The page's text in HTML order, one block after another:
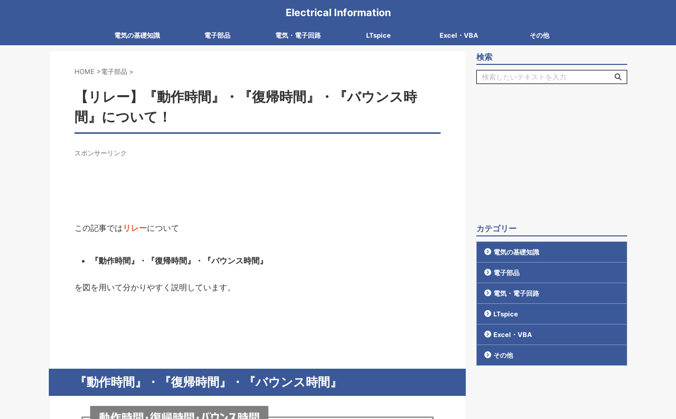
Electrical Information
電気の基礎知識 電子部品 電気・電子回路 LTspice Excel・VBA その他
HOME >電子部品 >
【リレー】『動作時間』・『復帰時間』・『バウンス時
間』について！
スポンサーリンク
この記事では リレーについて
『動作時間』・『復帰時間』・『バウンス時間』
を図を用いて分かりやすく説明しています。
『動作時間』・『復帰時間』・『バウンス時間』
検索
カテゴリー
電気の基礎知識
電子部品
電気・電子回路
LTspice
Excel・VBA
その他